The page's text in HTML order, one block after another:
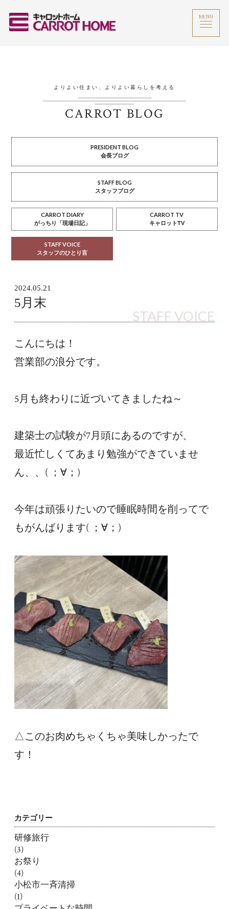
MENU
よりよい住まい、よりよい暮らしを考える
CARROT BLOG
PRESIDENT BLOG
会長ブログ
STAFF BLOG
スタッフブログ
CARROT DIARY
がっちり「現場日記」
CARROT TV
キャロットTV
STAFF VOICE
スタッフのひとり言
2024.05.21
5月末
STAFF VOICE
こんにちは！
営業部の浪分です。
5月も終わりに近づいてきましたね～
建築士の試験が7月頭にあるのですが、
最近忙しくてあまり勉強ができていませ
ん、、( ；∀；)
今年は頑張りたいので睡眠時間を削ってで
もがんばります( ；∀；)
△このお肉めちゃくちゃ美味しかったで
す！
カテゴリー
研修旅行
(3)
お祭り
(4)
小松市一斉清掃
(1)